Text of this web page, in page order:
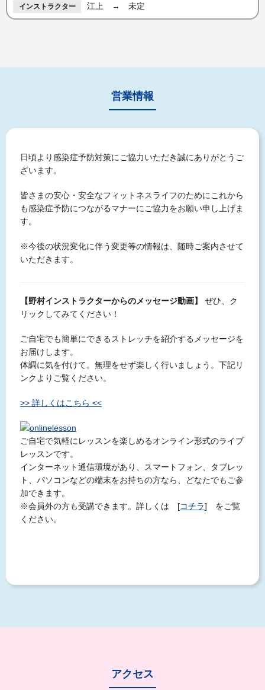
江上 → 未定
営業情報
日頃より感染症予防対策にご協力いただき誠にありがとうご
ざいます。
皆さまの安心・安全なフィットネスライフのためにこれから
も感染症予防につながるマナーにご協力をお願い申し上げま
す。
※今後の状況変化に伴う変更等の情報は、随時ご案内させて
いただきます。
【野村インストラクターからのメッセージ動画】
ぜひ、ク
リックしてみてください！
ご自宅でも簡単にできるストレッチを紹介するメッセージを
お届けします。
体調に気を付けて。無理をせず楽しく行いましょう。下記リ
ンクよりご覧ください。
>> 詳しくはこちら <<
ご自宅で気軽にレッスンを楽しめるオンライン形式のライブ
レッスンです。
インターネット通信環境があり、スマートフォン、タブレッ
ト、パソコンなどの端末をお持ちの方なら、どなたでもご参
加できます。
※会員外の方も受講できます。詳しくは [コチラ] をご覧
ください。
アクセス